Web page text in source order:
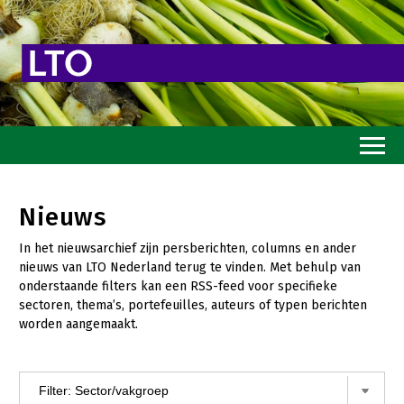
Toekomstvisie
Goed eten
Mooi groen
Sterk ondernemerschap
Nieuws
In het nieuwsarchief zijn persberichten, columns en ander
nieuws van LTO Nederland terug te vinden. Met behulp van
onderstaande filters kan een RSS-feed voor specifieke
sectoren, thema’s, portefeuilles, auteurs of typen berichten
worden aangemaakt.